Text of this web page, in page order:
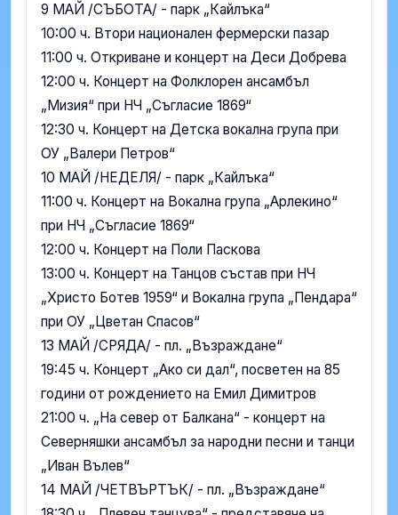
9 МАЙ /СЪБОТА/ - парк „Кайлъка“
10:00 ч. Втори национален фермерски пазар
11:00 ч. Откриване и концерт на Деси Добрева
12:00 ч. Концерт на Фолклорен ансамбъл
„Мизия“ при НЧ „Съгласие 1869“
12:30 ч. Концерт на Детска вокална група при
ОУ „Валери Петров“
10 МАЙ /НЕДЕЛЯ/ - парк „Кайлъка“
11:00 ч. Концерт на Вокална група „Арлекино“
при НЧ „Съгласие 1869“
12:00 ч. Концерт на Поли Паскова
13:00 ч. Концерт на Танцов състав при НЧ
„Христо Ботев 1959“ и Вокална група „Пендара“
при ОУ „Цветан Спасов“
13 МАЙ /СРЯДА/ - пл. „Възраждане“
19:45 ч. Концерт „Ако си дал“, посветен на 85
години от рождението на Емил Димитров
21:00 ч. „На север от Балкана“ - концерт на
Северняшки ансамбъл за народни песни и танци
„Иван Вълев“
14 МАЙ /ЧЕТВЪРТЪК/ - пл. „Възраждане“